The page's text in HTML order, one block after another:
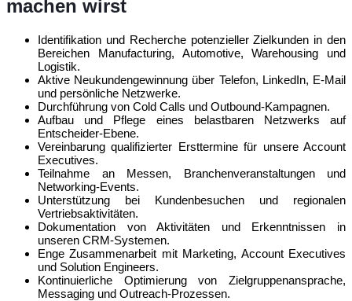
machen wirst
Identifikation und Recherche potenzieller Zielkunden in den
Bereichen Manufacturing, Automotive, Warehousing und
Logistik.
Aktive Neukundengewinnung über Telefon, LinkedIn, E-Mail
und persönliche Netzwerke.
Durchführung von Cold Calls und Outbound-Kampagnen.
Aufbau und Pflege eines belastbaren Netzwerks auf
Entscheider-Ebene.
Vereinbarung qualifizierter Ersttermine für unsere Account
Executives.
Teilnahme an Messen, Branchenveranstaltungen und
Networking-Events.
Unterstützung bei Kundenbesuchen und regionalen
Vertriebsaktivitäten.
Dokumentation von Aktivitäten und Erkenntnissen in
unseren CRM-Systemen.
Enge Zusammenarbeit mit Marketing, Account Executives
und Solution Engineers.
Kontinuierliche Optimierung von Zielgruppenansprache,
Messaging und Outreach-Prozessen.